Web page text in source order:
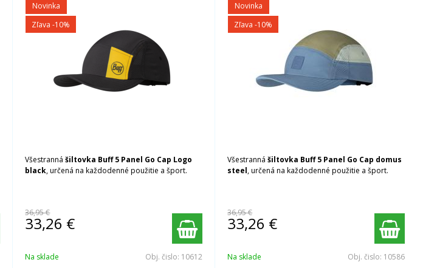
Novinka
Zľava -10%
Všestrannášiltovka Buff 5 Panel Go Cap Logo
black, určená na každodenné použitie a šport.
36,95 €
33,26 €
Na sklade Obj. čislo: 10612
Novinka
Zľava -10%
Všestrannášiltovka Buff 5 Panel Go Cap domus
steel, určená na každodenné použitie a šport.
36,95 €
33,26 €
Na sklade Obj. čislo: 10586